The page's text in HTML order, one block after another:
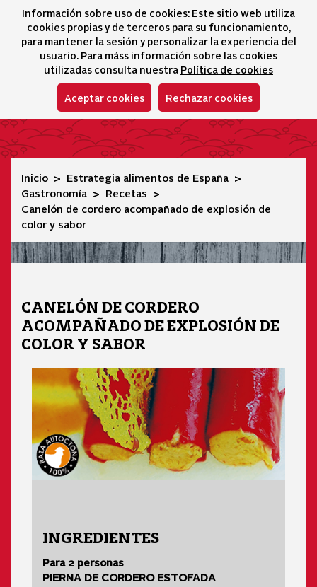
Información sobre uso de cookies: Este sitio web utiliza
cookies propias y de terceros para su funcionamiento,
para mantener la sesión y personalizar la experiencia del
usuario. Para máss información sobre las cookies
utilizadas consulta nuestra Política de cookies
Aceptar cookies Rechazar cookies
Selector idioma
icono
Canelón de cordero acompañado de explosión de color y
Inicio
Estrategia alimentos de España
Gastronomía
Recetas
Canelón de cordero acompañado de explosión de
color y sabor
CANELÓN DE CORDERO
ACOMPAÑADO DE EXPLOSIÓN DE
COLOR Y SABOR
INGREDIENTES
Para 2 personas
PIERNA DE CORDERO ESTOFADA